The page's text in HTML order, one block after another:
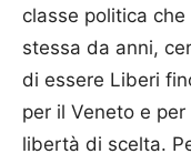
classe politica
stessa da anni,
di essere Liberi
per il Veneto e
libertà di scelta.